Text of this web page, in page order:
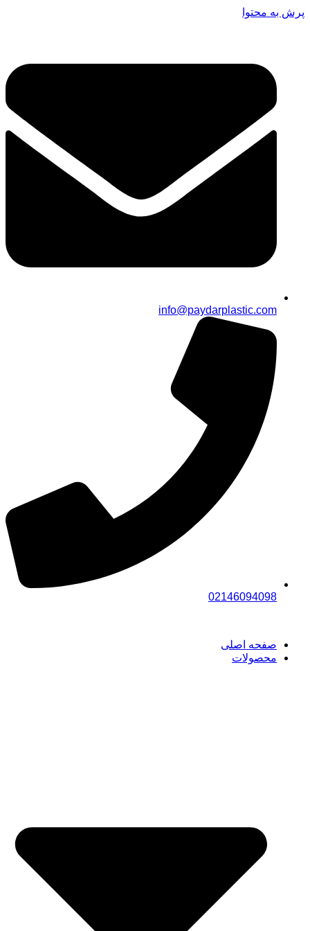
پرش به محتوا
info@paydarplastic.com
02146094098
صفحه اصلی
محصولات